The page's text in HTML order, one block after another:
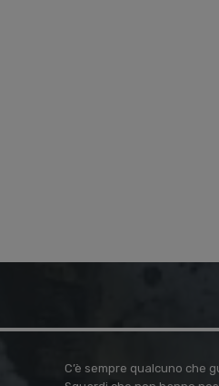
C’è sempre qualcuno che